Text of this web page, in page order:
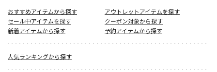
おすすめアイテムから探す
アウトレットアイテムを探す
セール中アイテムを探す
クーポン対象から探す
新着アイテムから探す
予約アイテムから探す
人気ランキングから探す